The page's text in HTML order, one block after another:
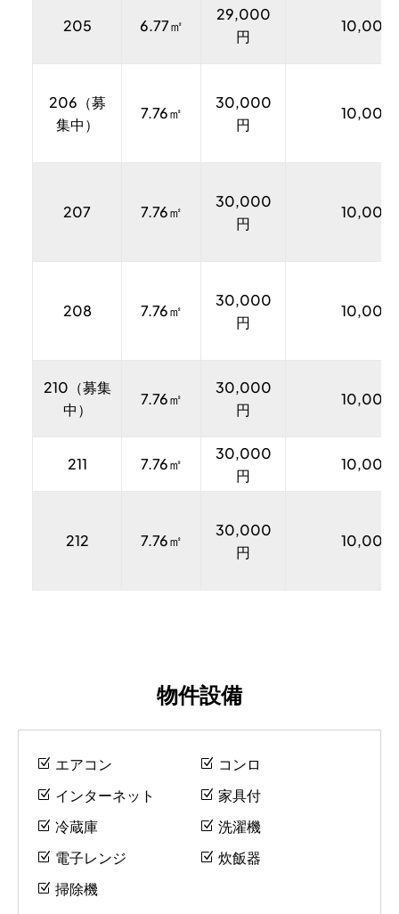
205 6.77㎡
29,000
円
10,000
206（募
集中）
7.76㎡
30,000
円
10,000
207 7.76㎡
30,000
円
10,000
208 7.76㎡
30,000
円
10,000
210（募集
中）
7.76㎡
30,000
円
10,000
211 7.76㎡
30,000
円
10,000
212 7.76㎡
30,000
円
10,000
物件設備
エアコン
コンロ
インターネット
家具付
冷蔵庫
洗濯機
電子レンジ
炊飯器
掃除機